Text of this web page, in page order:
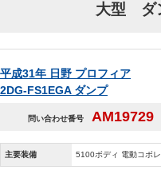
大型 ダ
平成31年 日野 プロフィア
2DG-FS1EGA ダンプ
問い合わせ番号 AM19729
主要装備 5100ボディ 電動コボ